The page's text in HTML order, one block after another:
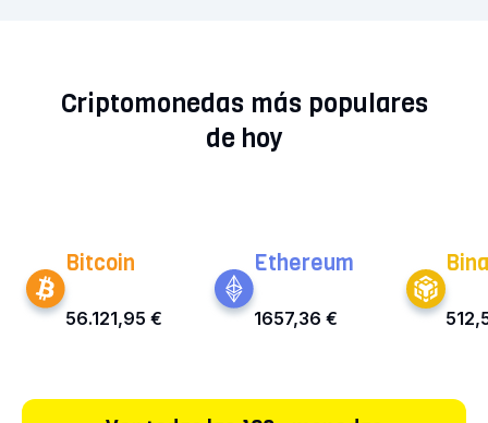
para los próximos años.
Criptomonedas más populares
de hoy
Bitcoin
56.121,95 €
Ethereum
1657,36 €